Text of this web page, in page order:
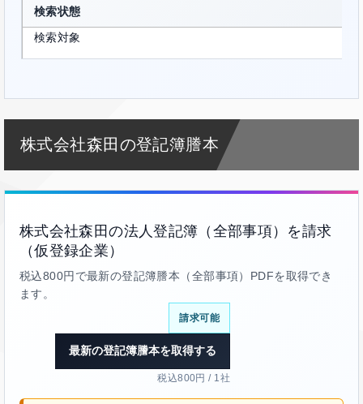
検索状態
検索対象
株式会社森田の登記簿謄本
株式会社森田の法人登記簿（全部事項）を請求
（仮登録企業）
税込800円で最新の登記簿謄本（全部事項）PDFを取得でき
ます。
請求可能
最新の登記簿謄本を取得する
税込800円 / 1社